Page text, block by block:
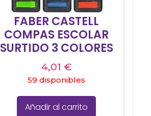
FABER CASTELL
COMPAS ESCOLAR
SURTIDO 3 COLORES
4,01 €
59 disponibles
Añadir al carrito